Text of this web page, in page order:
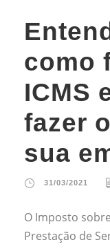
como
ICMS
fazer
sua
31/03/2021
O Imposto
Prestação de